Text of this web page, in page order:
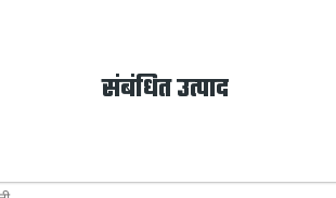
संबंधित उत्पाद